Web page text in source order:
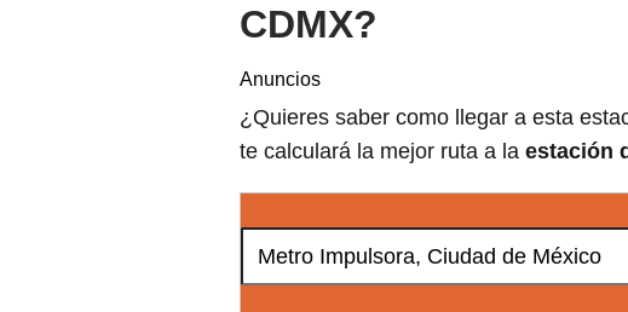
CDMX?
Anuncios
¿Quieres saber como llegar a esta
te calculará la mejor ruta a la estación